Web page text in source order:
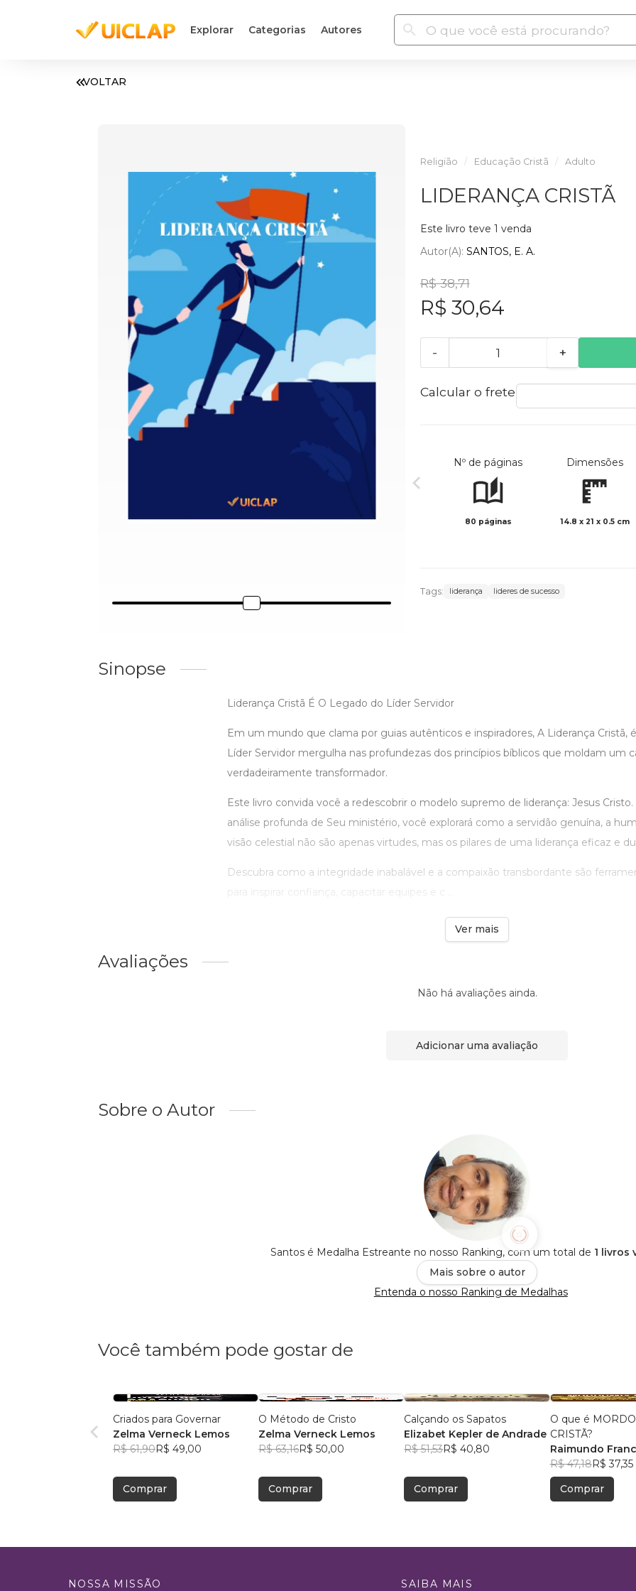
Explorar Categorias Autores
VOLTAR
Religião Educação Cristã Adulto
LIDERANÇA CRISTÃ
Este livro teve 1 venda
Autor(a): SANTOS, E. A.
R$ 38,71
R$ 30,64
- +
Calcular o frete
Nº de páginas
80 páginas
Dimensões
14.8 x 21 x 0.5 cm
Tags: liderança lideres de sucesso
Sinopse
Liderança Cristã É O Legado do Líder Servidor
Em um mundo que clama por guias autênticos e inspiradores, A Liderança Cristã,
Líder Servidor mergulha nas profundezas dos princípios bíblicos que moldam um
verdadeiramente transformador.
Este livro convida você a redescobrir o modelo supremo de liderança: Jesus
análise profunda de Seu ministério, você explorará como a servidão genuína, a
visão celestial não são apenas virtudes, mas os pilares de uma liderança eficaz e
Descubra como a integridade inabalável e a compaixão transbordante são
Ver mais
Avaliações
Não há avaliações ainda.
Adicionar uma avaliação
Sobre o Autor
Santos é Medalha Estreante no nosso Ranking, com um total de 1 livros
Mais sobre o autor
Entenda o nosso Ranking de Medalhas
Você também pode gostar de
Criados para Governar
Zelma Verneck Lemos
R$ 61,90R$ 49,00
Comprar
O Método de Cristo
Zelma Verneck Lemos
R$ 63,16R$ 50,00
Comprar
Calçando os Sapatos
Elizabet Kepler de Andrade
R$ 51,53R$ 40,80
Comprar
O que é
CRISTÃ?
Raimundo
Figueiredo
R$ 47,18R$ 37,35
Comprar
NOSSA MISSÃO SAIBA MAIS